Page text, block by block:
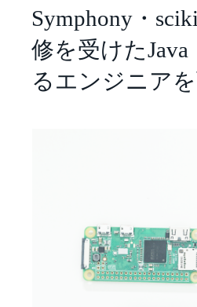
Symphony・
修を受けた
るエンジニア